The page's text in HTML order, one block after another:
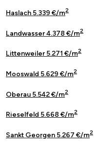
Haslach 5.339 €/m2
Landwasser 4.378 €/m2
Littenweiler 5.271 €/m2
Mooswald 5.629 €/m2
Oberau 5.542 €/m2
Rieselfeld 5.668 €/m2
Sankt Georgen 5.267 €/m2